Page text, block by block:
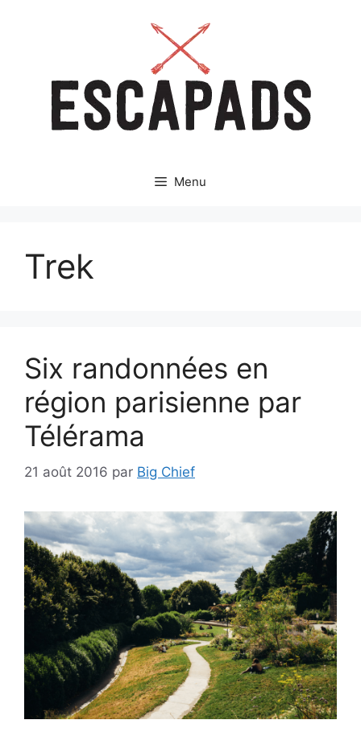
Menu
Trek
Six randonnées en
région parisienne par
Télérama
21 août 2016 par Big Chief